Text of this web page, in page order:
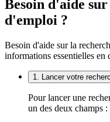
Besoin d'aide
d'emploi ?
Besoin d'aide sur la
informations essentielles en
1. Lancer votre
Pour lancer une
un des deux champs :